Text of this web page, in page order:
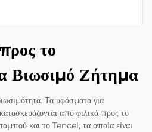
το
Βιωσιμό Ζήτημα
Τα υφάσματα για
από φιλικά προς το
και το Tencel, τα οποία είναι